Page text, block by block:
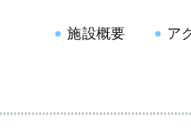
施設概要 ア